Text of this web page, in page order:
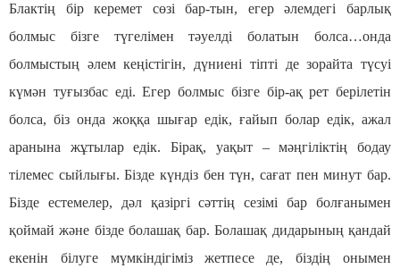
Блактің бір керемет сөзі бар-тын, егер әлемдегі барлық
болмыс бізге түгелімен тәуелді болатын болса…онда
болмыстың әлем кеңістігін, дүниені тіпті де зорайта түсуі
күмән туғызбас еді. Егер болмыс бізге бір-ақ рет берілетін
болса, біз онда жоққа шығар едік, ғайып болар едік, ажал
аранына жұтылар едік. Бірақ, уақыт – мәңгіліктің бодау
тілемес сыйлығы. Бізде күндіз бен түн, сағат пен минут бар.
Бізде естемелер, дәл қазіргі сәттің сезімі бар болғанымен
қоймай және бізде болашақ бар. Болашақ дидарының қандай
екенін білуге мүмкіндігіміз жетпесе де, біздің онымен